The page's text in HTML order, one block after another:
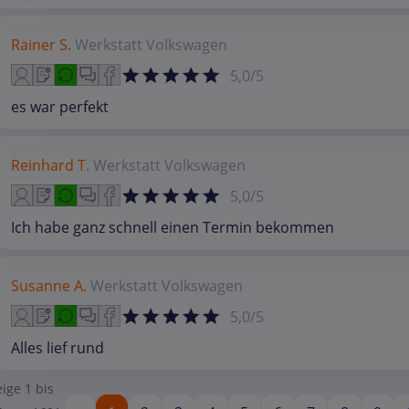
Rainer S. Werkstatt Volkswagen
5,0/5
es war perfekt
Reinhard T. Werkstatt Volkswagen
5,0/5
Ich habe ganz schnell einen Termin bekommen
Susanne A. Werkstatt Volkswagen
5,0/5
Alles lief rund
1 bis